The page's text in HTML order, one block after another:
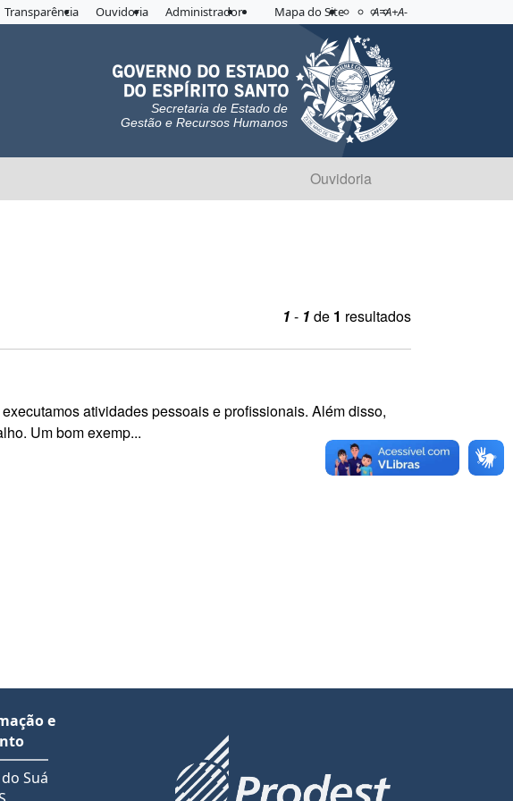
Transparência Ouvidoria Administrador Mapa do Site Acessibilidade
Aplicar contraste
A=A+A-
Secretaria de Estado de
Gestão e Recursos Humanos
Ouvidoria
1 - 1 de 1 resultados
atividades pessoais e profissionais. Além disso,
Um bom exemp...
e
Suá